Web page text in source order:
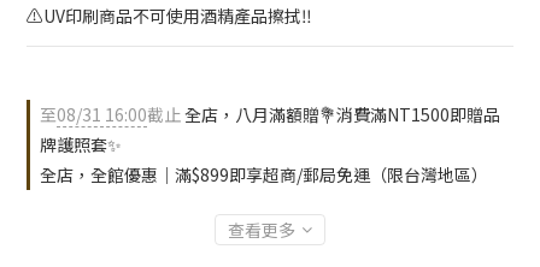
⚠️UV印刷商品不可使用酒精產品擦拭‼️
至08/31 16:00截止全店，八月滿額贈💐消費滿NT1500即贈品
牌護照套✨
全店，全館優惠｜滿$899即享超商/郵局免運（限台灣地區）
查看更多